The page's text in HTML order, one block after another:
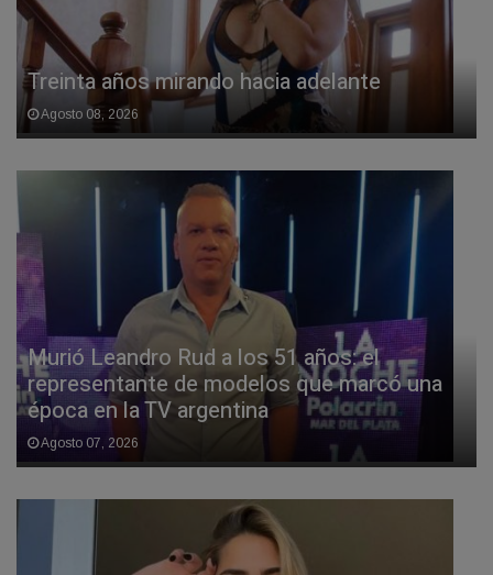
Treinta años mirando hacia adelante
Agosto 08, 2026
Murió Leandro Rud a los 51 años: el
representante de modelos que marcó una
época en la TV argentina
Agosto 07, 2026